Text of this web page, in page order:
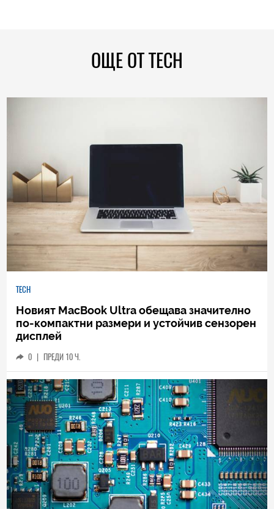
ОЩЕ ОТ TECH
TECH
Новият MacBook Ultra обещава значително
по-компактни размери и устойчив сензорен
дисплей
0 | ПРЕДИ 10 Ч.